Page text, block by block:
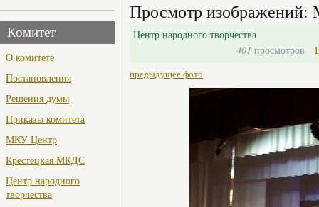
Комитет
О комитете
Постановления
Решения думы
Приказы комитета
МКУ Центр
Крестецкая МКДС
Центр народного
творчества
Просмотр изображений:
Центр народного творчества
401 просмотров
предыдущее фото